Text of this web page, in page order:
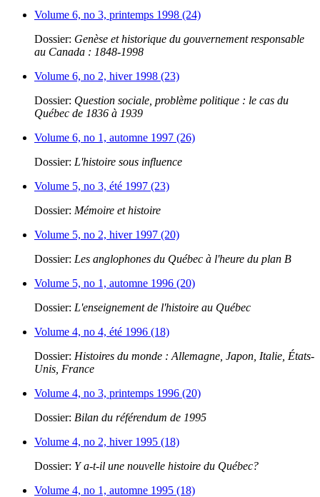
Volume 6, no 3, printemps 1998 (24)
Dossier: Genèse et historique du gouvernement responsable
au Canada : 1848-1998
Volume 6, no 2, hiver 1998 (23)
Dossier: Question sociale, problème politique : le cas du
Québec de 1836 à 1939
Volume 6, no 1, automne 1997 (26)
Dossier: L'histoire sous influence
Volume 5, no 3, été 1997 (23)
Dossier: Mémoire et histoire
Volume 5, no 2, hiver 1997 (20)
Dossier: Les anglophones du Québec à l'heure du plan B
Volume 5, no 1, automne 1996 (20)
Dossier: L'enseignement de l'histoire au Québec
Volume 4, no 4, été 1996 (18)
Dossier: Histoires du monde : Allemagne, Japon, Italie, États-
Unis, France
Volume 4, no 3, printemps 1996 (20)
Dossier: Bilan du référendum de 1995
Volume 4, no 2, hiver 1995 (18)
Dossier: Y a-t-il une nouvelle histoire du Québec?
Volume 4, no 1, automne 1995 (18)